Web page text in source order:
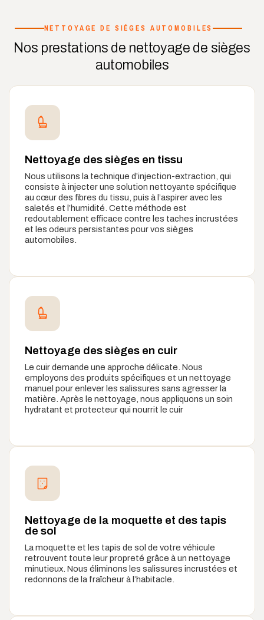
NETTOYAGE DE SIÉGES AUTOMOBILES
Nos prestations de nettoyage de sièges
automobiles
Nettoyage des sièges en tissu
Nous utilisons la technique d’injection-extraction, qui
consiste à injecter une solution nettoyante spécifique
au cœur des fibres du tissu, puis à l’aspirer avec les
saletés et l’humidité. Cette méthode est
redoutablement efficace contre les taches incrustées
et les odeurs persistantes pour vos sièges
automobiles.
Nettoyage des sièges en cuir
Le cuir demande une approche délicate. Nous
employons des produits spécifiques et un nettoyage
manuel pour enlever les salissures sans agresser la
matière. Après le nettoyage, nous appliquons un soin
hydratant et protecteur qui nourrit le cuir
Nettoyage de la moquette et des tapis
de sol
La moquette et les tapis de sol de votre véhicule
retrouvent toute leur propreté grâce à un nettoyage
minutieux. Nous éliminons les salissures incrustées et
redonnons de la fraîcheur à l’habitacle.